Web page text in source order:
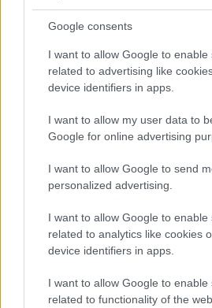
Google consents
I want to allow Google to enable
related to advertising like
device identifiers in apps.
I want to allow my user data to
Google for online advertising
I want to allow Google to send
personalized advertising.
I want to allow Google to enable
related to analytics like cookies
device identifiers in apps.
I want to allow Google to enable
related to functionality of the
Continua a leggere